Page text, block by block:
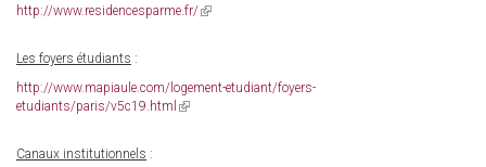
http://www.residencesparme.fr/(link
Les foyers étudiants :
http://www.mapiaule.com/logement-etudiant/foyers-
etudiants/paris/v5c19.html (link
Canaux institutionnels :